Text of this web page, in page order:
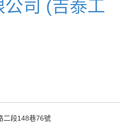
司 (吉泰工
二段148巷76號